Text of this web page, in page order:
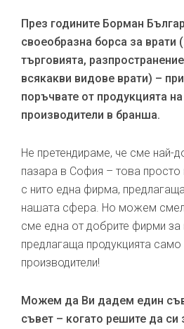
През годините Борман
своеобразна борса за врати
търговията,
всякакви видове врати) –
поръчвате от продукцията
производители в бранша.
Не претендираме, че сме най-
пазара в София – това просто
с нито една фирма,
нашата сфера. Но можем
сме една от добрите фирми за
предлагаща продукцията само
производители!
Можем да Ви дадем един
съвет – когато решите да си